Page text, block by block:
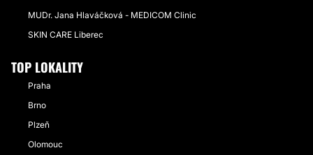
MUDr. Jana Hlaváčková - MEDICOM Clinic
SKIN CARE Liberec
TOP LOKALITY
Praha
Brno
Plzeň
Olomouc